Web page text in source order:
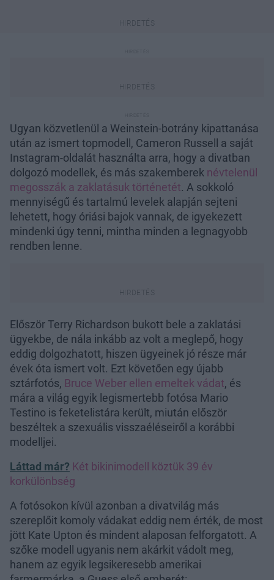
Ugyan közvetlenül a Weinstein-botrány kipattanása
után az ismert topmodell, Cameron Russell a saját
Instagram-oldalát használta arra, hogy a divatban
dolgozó modellek, és más szakemberek névtelenül
megosszák a zaklatásuk történetét. A sokkoló
mennyiségű és tartalmú levelek alapján sejteni
lehetett, hogy óriási bajok vannak, de igyekezett
mindenki úgy tenni, mintha minden a legnagyobb
rendben lenne.
Először Terry Richardson bukott bele a zaklatási
ügyekbe, de nála inkább az volt a meglepő, hogy
eddig dolgozhatott, hiszen ügyeinek jó része már
évek óta ismert volt. Ezt követően egy újabb
sztárfotós, Bruce Weber ellen emeltek vádat, és
mára a világ egyik legismertebb fotósa Mario
Testino is feketelistára került, miután először
beszéltek a szexuális visszaéléseiről a korábbi
modelljei.
Láttad már? Két bikinimodell köztük 39 év
korkülönbség
A fotósokon kívül azonban a divatvilág más
szereplőit komoly vádakat eddig nem érték, de most
jött Kate Upton és mindent alaposan felforgatott. A
szőke modell ugyanis nem akárkit vádolt meg,
hanem az egyik legsikeresebb amerikai